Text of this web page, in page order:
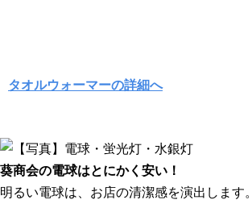
タオルウォーマーの詳細へ
葵商会の電球はとにかく安い！
明るい電球は、お店の清潔感を演出します。